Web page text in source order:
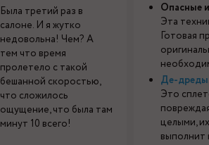
Была третий раз в
салоне. И я жутко
недовольна! Чем? А
тем что время
пролетело с такой
бешанной скоростью,
что сложилось
ощущение, что была там
минут 10 всего!
Опасные
Эта
Готовая
Де-дреды
Это
целыми,